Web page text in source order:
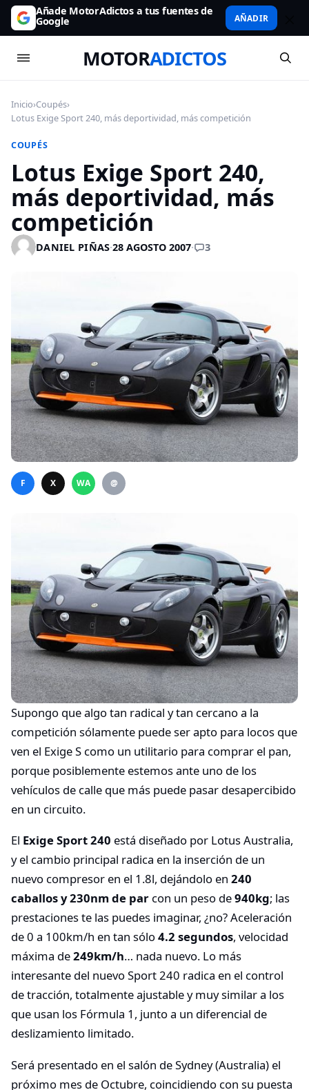
Añade MotorAdictos a tus fuentes de
Google AÑADIR
MOTORADICTOS
Inicio›Coupés›
Lotus Exige Sport 240, más deportividad, más competición
COUPÉS
Lotus Exige Sport 240,
más deportividad, más
competición
DANIEL PIÑAS·28 AGOSTO 2007· 3
F X WA @
Supongo que algo tan radical y tan cercano a la
competición sólamente puede ser apto para locos que
ven el Exige S como un utilitario para comprar el pan,
porque posiblemente estemos ante uno de los
vehículos de calle que más puede pasar desapercibido
en un circuito.
El Exige Sport 240 está diseñado por Lotus Australia,
y el cambio principal radica en la inserción de un
nuevo compresor en el 1.8l, dejándolo en 240
caballos y 230nm de par con un peso de940kg; las
prestaciones te las puedes imaginar, ¿no? Aceleración
de 0 a 100km/h en tan sólo4.2 segundos, velocidad
máxima de249km/h… nada nuevo. Lo más
interesante del nuevo Sport 240 radica en el control
de tracción, totalmente ajustable y muy similar a los
que usan los Fórmula 1, junto a un diferencial de
deslizamiento limitado.
Será presentado en el salón de Sydney (Australia) el
próximo mes de Octubre, coincidiendo con su puesta